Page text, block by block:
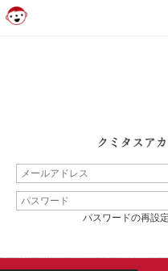
パスワードの再設